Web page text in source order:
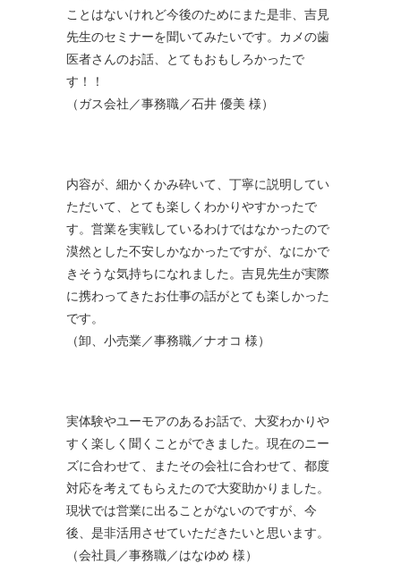
ことはないけれど今後のためにまた是非、吉見
先生のセミナーを聞いてみたいです。カメの歯
医者さんのお話、とてもおもしろかったで
す！！
（ガス会社／事務職／石井 優美 様）
内容が、細かくかみ砕いて、丁寧に説明してい
ただいて、とても楽しくわかりやすかったで
す。営業を実戦しているわけではなかったので
漠然とした不安しかなかったですが、なにかで
きそうな気持ちになれました。吉見先生が実際
に携わってきたお仕事の話がとても楽しかった
です。
（卸、小売業／事務職／ナオコ 様）
実体験やユーモアのあるお話で、大変わかりや
すく楽しく聞くことができました。現在のニー
ズに合わせて、またその会社に合わせて、都度
対応を考えてもらえたので大変助かりました。
現状では営業に出ることがないのですが、今
後、是非活用させていただきたいと思います。
（会社員／事務職／はなゆめ 様）